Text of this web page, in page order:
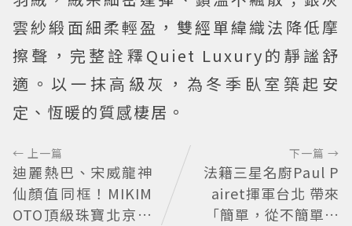
雲紗緞面細柔輕盈，雙經單緯織法降低摩
擦聲，完整詮釋Quiet Luxury的靜謐舒
適。以一抹高級灰，為冬季臥室築起安
定、恆暖的質感棲居。
← 上一篇
迪麗熱巴、宋威龍神
仙顏值同框！MIKIM
OTO頂級珠寶北京亞
下一篇 →
法籍三星名廚Paul P
airet揮軍台北 帶來
「簡單，從不簡單」